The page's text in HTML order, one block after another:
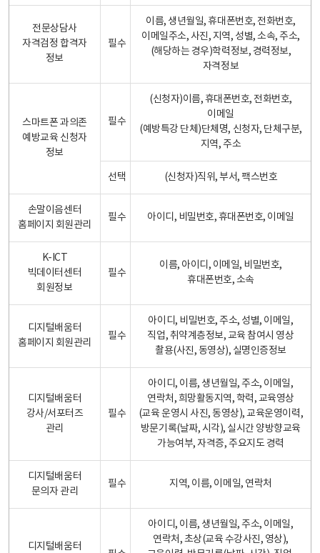
전문상담사
자격검정 합격자
정보
필수
이름, 생년월일, 휴대폰번호, 전화번호,
이메일주소, 사진, 지역, 성별, 소속, 주소,
(해당하는 경우)학력정보, 경력정보,
자격정보
스마트폰 과의존
예방교육 신청자
정보
필수
(신청자)이름, 휴대폰번호, 전화번호,
이메일
(예방특강 단체)단체명, 신청자, 단체구분,
지역, 주소
선택 (신청자)직위, 부서, 팩스번호
손말이음센터
홈페이지 회원관리
필수 아이디, 비밀번호, 휴대폰번호, 이메일
K-ICT
빅데이터센터
회원정보
필수
이름, 아이디, 이메일, 비밀번호,
휴대폰번호, 소속
디지털배움터
홈페이지 회원관리
필수
아이디, 비밀번호, 주소, 성별, 이메일,
직업, 취약계층정보, 교육 참여시 영상
촬용(사진, 동영상), 실명인증정보
디지털배움터
강사/서포터즈
관리
필수
아이디, 이름, 생년월일, 주소, 이메일,
연락처, 희망활동지역, 학력, 교육영상
(교육 운영시 사진, 동영상), 교육운영이력,
방문기록(날짜, 시각), 실시간 양방향교육
가능여부, 자격증, 주요지도 경력
디지털배움터
문의자 관리
필수 지역, 이름, 이메일, 연락처
디지털배움터
아이디, 이름, 생년월일, 주소, 이메일,
연락처, 초상(교육 수강사진, 영상),